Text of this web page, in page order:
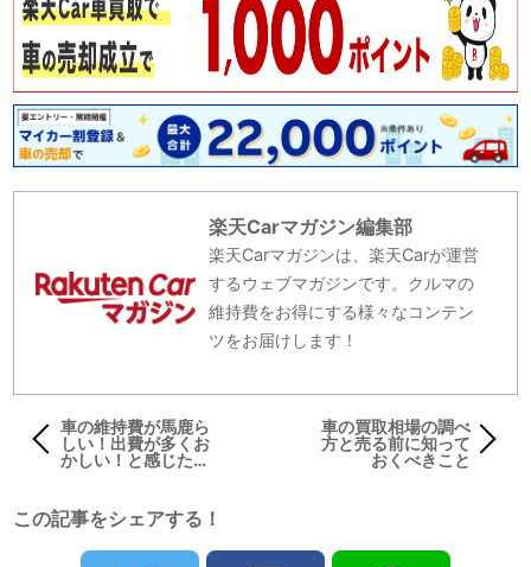
楽天Carマガジン編集部
楽天Carマガジンは、楽天Carが運営
するウェブマガジンです。クルマの
維持費をお得にする様々なコンテン
ツをお届けします！
車の維持費が馬鹿ら
しい！出費が多くお
かしい！と感じたら
車の買取相場の調べ
方と売る前に知って
おくべきこと
この記事をシェアする！